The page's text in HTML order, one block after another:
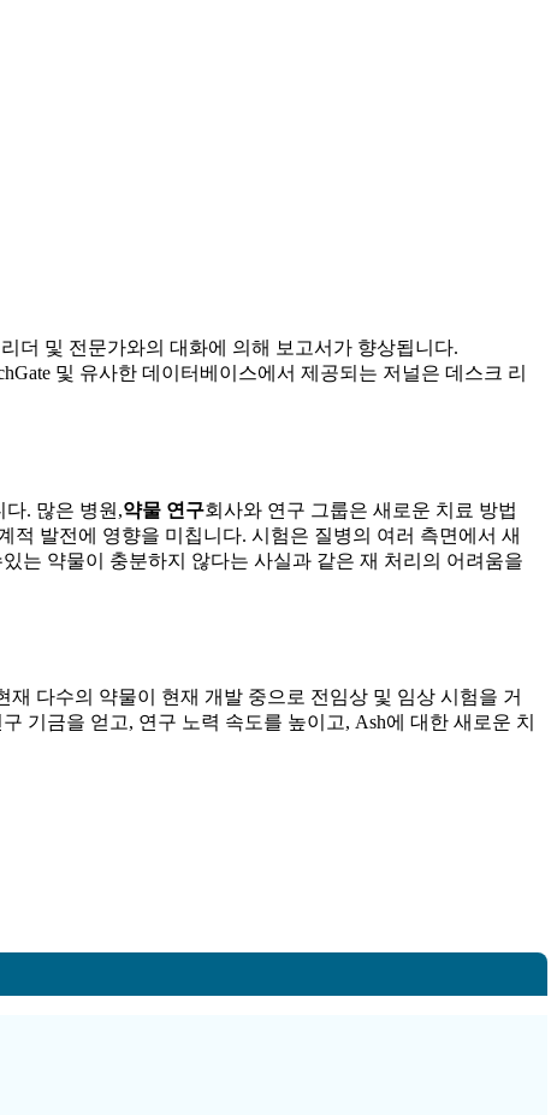
더 및 전문가와의 대화에 의해 보고서가 향상됩니다.
및 유사한 데이터베이스에서 제공되는 저널은 데스크 리
. 많은 병원,약물 연구회사와 연구 그룹은 새로운 치료 방법
발전에 영향을 미칩니다. 시험은 질병의 여러 측면에서 새
는 약물이 충분하지 않다는 사실과 같은 재 처리의 어려움을
다수의 약물이 현재 개발 중으로 전임상 및 임상 시험을 거
기금을 얻고, 연구 노력 속도를 높이고, Ash에 대한 새로운 치